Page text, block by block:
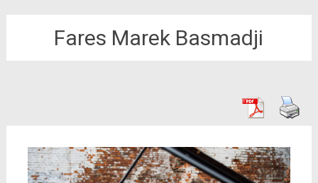
Fares Marek Basmadji